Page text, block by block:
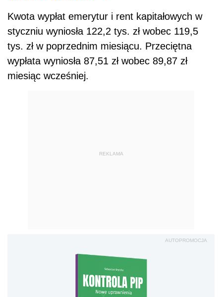
Kwota wypłat emerytur i rent kapitałowych w
styczniu wyniosła 122,2 tys. zł wobec 119,5
tys. zł w poprzednim miesiącu. Przeciętna
wypłata wyniosła 87,51 zł wobec 89,87 zł
miesiąc wcześniej.
REKLAMA
AUTOPROMOCJA